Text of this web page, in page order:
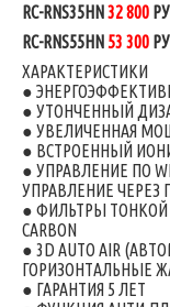
RC-RNS35HN32 800
RC-RNS55HN53 300
ХАРАКТЕРИСТИКИ
●
● УТОНЧЕННЫЙ
● УВЕЛИЧЕННАЯ
● ВСТРОЕННЫЙ
● УПРАВЛЕНИЕ ПО
УПРАВЛЕНИЕ ЧЕРЕЗ
● ФИЛЬТРЫ ТОНКОЙ
CARBON
● 3D AUTO AIR
ГОРИЗОНТАЛЬНЫЕ
● ГАРАНТИЯ 5 ЛЕТ